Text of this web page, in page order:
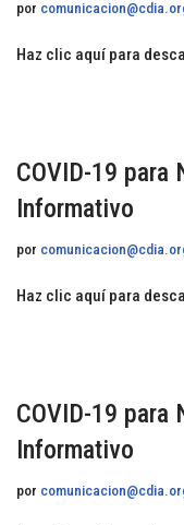
por
Haz clic aquí para
COVID-19 para
Informativo
por
Haz clic aquí para
COVID-19 para
Informativo
por